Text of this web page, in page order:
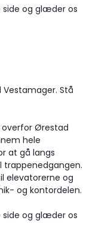
side og glæder os
Stå
overfor Ørestad
hele
at gå langs
trappenedgangen.
elevatorerne og
og kontordelen.
side og glæder os